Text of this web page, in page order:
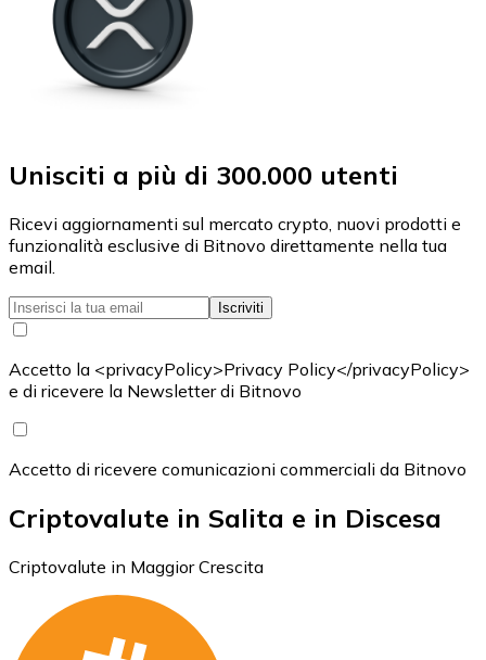
Unisciti a più di 300.000 utenti
Ricevi aggiornamenti sul mercato crypto, nuovi prodotti e
funzionalità esclusive di Bitnovo direttamente nella tua
email.
Iscriviti
Accetto la <privacyPolicy>Privacy Policy</privacyPolicy>
e di ricevere la Newsletter di Bitnovo
Accetto di ricevere comunicazioni commerciali da Bitnovo
Criptovalute in Salita e in Discesa
Criptovalute in Maggior Crescita